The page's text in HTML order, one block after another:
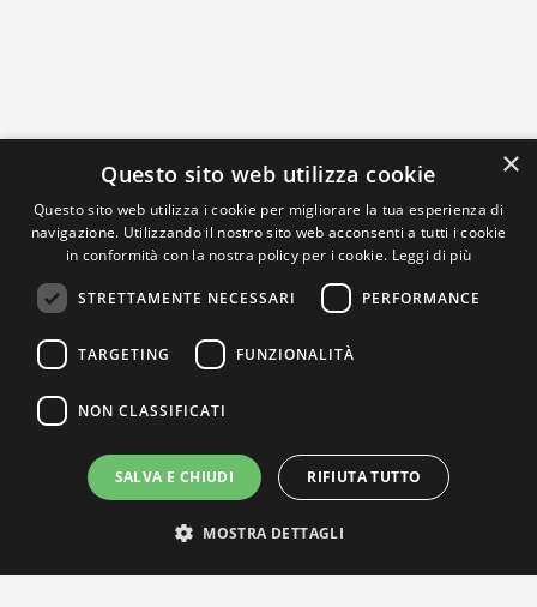
×
Questo sito web utilizza cookie
Questo sito web utilizza i cookie per migliorare la tua esperienza di
navigazione. Utilizzando il nostro sito web acconsenti a tutti i cookie
in conformità con la nostra policy per i cookie. Leggi di più
STRETTAMENTE NECESSARI PERFORMANCE
TARGETING FUNZIONALITÀ
NON CLASSIFICATI
SALVA E CHIUDI RIFIUTA TUTTO
MOSTRA DETTAGLI